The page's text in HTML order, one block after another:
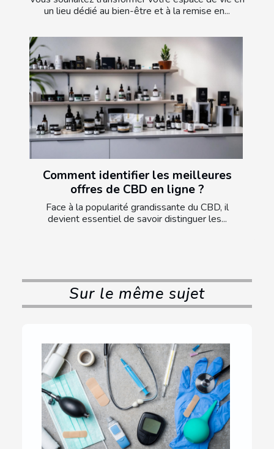
un lieu dédié au bien-être et à la remise en...
Comment identifier les meilleures
offres de CBD en ligne ?
Face à la popularité grandissante du CBD, il
devient essentiel de savoir distinguer les...
Sur le même sujet